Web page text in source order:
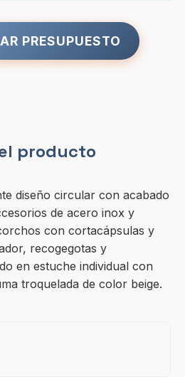
PRESUPUESTO
producto
diseño circular con acabado
de acero inox y
con cortacápsulas y
recogegotas y
en estuche individual con
troquelada de color beige.